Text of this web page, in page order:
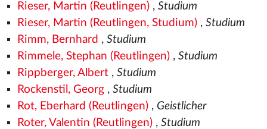
Rieser, Martin (Reutlingen), Studium
Rieser, Martin (Reutlingen, Studium), Studium
Rimm, Bernhard , Studium
Rimmele, Stephan (Reutlingen), Studium
Rippberger, Albert, Studium
Rockenstil, Georg, Studium
Rot, Eberhard (Reutlingen), Geistlicher
Roter, Valentin (Reutlingen), Studium